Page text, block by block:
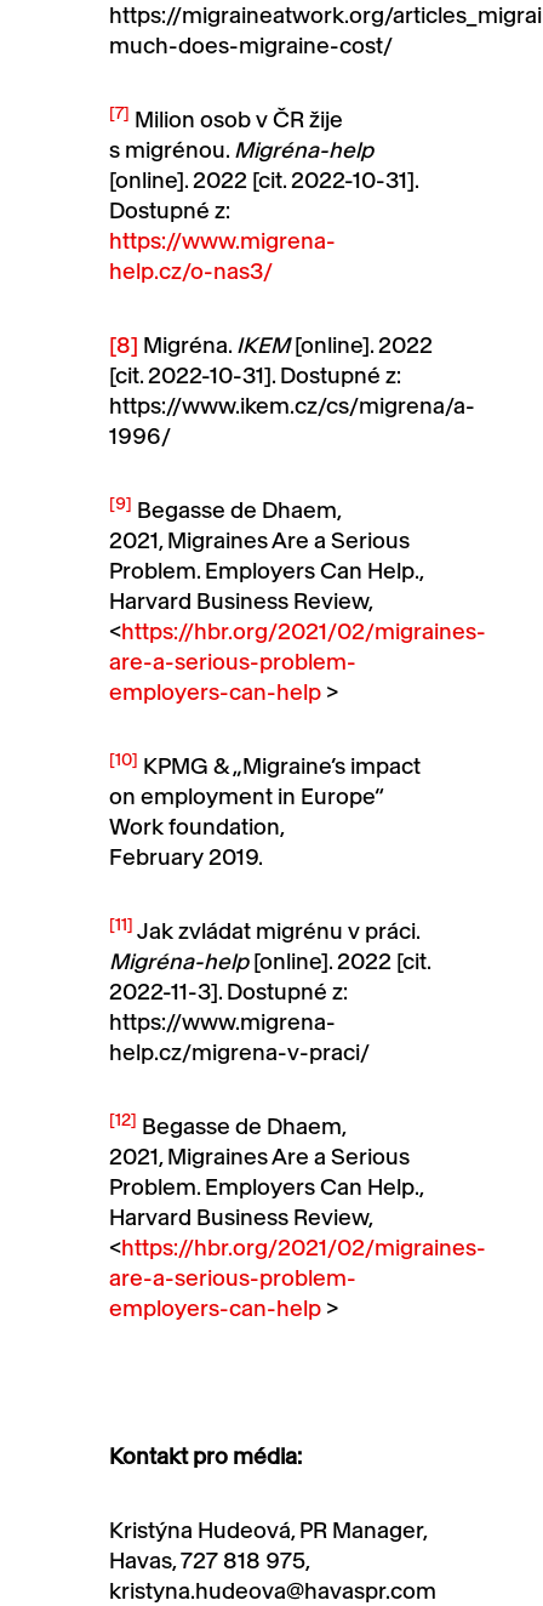
https://migraineatwork.org/
much-does-migraine-cost/
[7] Milion osob v ČR žije
s migrénou. Migréna-help
[online]. 2022 [cit. 2022-10-31].
Dostupné z:
https://www.migrena-
help.cz/o-nas3/
[8] Migréna. IKEM[online]. 2022
[cit. 2022-10-31]. Dostupné z:
https://www.ikem.cz/cs/migrena/a-
1996/
[9] Begasse de Dhaem,
2021, Migraines Are a Serious
Problem. Employers Can Help.,
Harvard Business Review,
<https://hbr.org/2021/02/migraines-
are-a-serious-problem-
employers-can-help >
[10] KPMG & „Migraine’s impact
on employment in Europe“
Work foundation,
February 2019.
[11] Jak zvládat migrénu v práci.
Migréna-help[online]. 2022 [cit.
2022-11-3]. Dostupné z:
https://www.migrena-
help.cz/migrena-v-praci/
[12] Begasse de Dhaem,
2021, Migraines Are a Serious
Problem. Employers Can Help.,
Harvard Business Review,
<https://hbr.org/2021/02/migraines-
are-a-serious-problem-
employers-can-help >
Kontakt pro média:
Kristýna Hudeová, PR Manager,
Havas, 727 818 975,
kristyna.hudeova@havaspr.com